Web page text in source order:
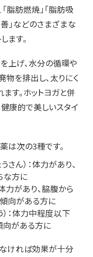
脂肪燃焼」「脂肪吸
」などのさまざまな
ます。
上げ、水分の循環や
物を排出し、太りにく
す。ホットヨガと併
健康的で美しいスタイ
は次の3種です。
さん）：体力があり、
な方に
力があり、脇腹から
向がある方に
：体力中程度以下
向がある方に
ければ効果が十分